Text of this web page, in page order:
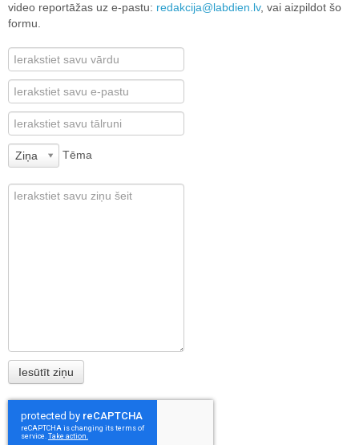
video reportāžas uz e-pastu: redakcija@labdien.lv, vai aizpildot šo
formu.
Ziņa Tēma